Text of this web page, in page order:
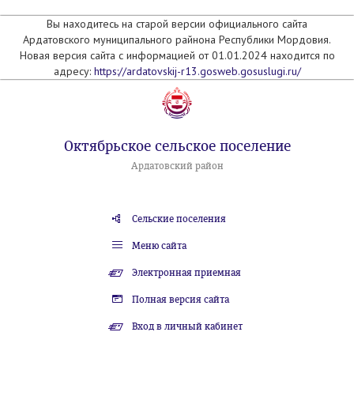
Вы находитесь на старой версии официального сайта
Ардатовского муниципального райнона Республики Мордовия.
Новая версия сайта с информацией от 01.01.2024 находится по
адресу: https://ardatovskij-r13.gosweb.gosuslugi.ru/
Октябрьское сельское поселение
Ардатовский район
Сельские поселения
Меню сайта
Электронная приемная
Полная версия сайта
Вход в личный кабинет